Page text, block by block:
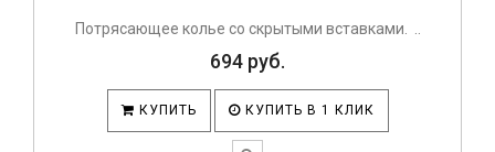
Потрясающее колье со скрытыми вставками. ..
694 руб.
КУПИТЬ КУПИТЬ В 1 КЛИК